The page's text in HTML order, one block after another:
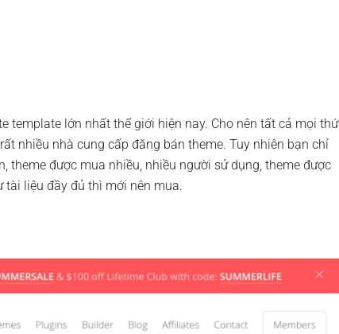
template lớn nhất thế giới hiện nay. Cho nên tất cả mọi thứ
nhiều nhà cung cấp đăng bán theme. Tuy nhiên bạn chỉ
theme được mua nhiều, nhiều người sử dụng, theme được
liệu đầy đủ thì mới nên mua.